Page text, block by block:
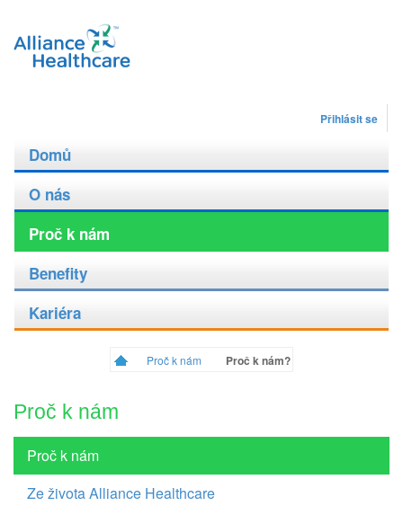
Přihlásit se
Domů
O nás
Proč k nám
Benefity
Kariéra
Proč k nám Proč k nám?
Proč k nám
Proč k nám
Ze života Alliance Healthcare